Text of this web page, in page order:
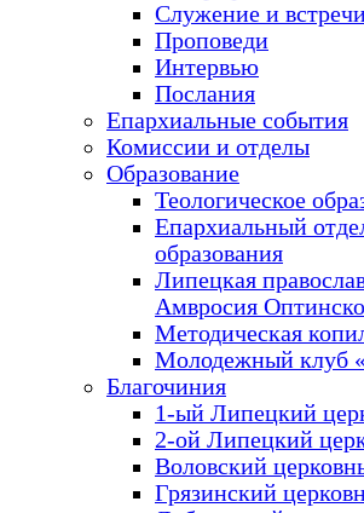
Служение и
Проповеди
Интервью
Послания
Епархиальные события
Комиссии и отделы
Образование
Теологическое
Епархиальный
образования
Липецкая
Амвросия
Методическая
Молодежный клуб
Благочиния
1-ый Липецкий
2-ой Липецкий
Воловский
Грязинский